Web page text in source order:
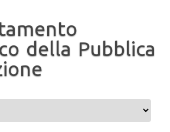
della Pubblica